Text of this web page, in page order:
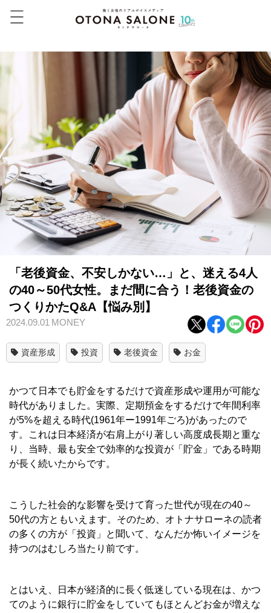
「老後資金、不安しかない…」と、迷える4人
の40～50代女性。まだ間に合う！老後資金の
つくりかたQ&A【悩み別】
2024.09.01 MONEY
資産形成 投資 老後資金 お金
かつて日本でも貯金をするだけで資産形成や運用が可能な
時代がありました。実際、定期預金をするだけで年間利率
が5%を超える時代(1961年ー1991年ごろ)があったので
す。これは日本経済が右肩上がり著しい高度成長期と重な
り、当時、最も安全で効率的な投資が「貯金」である時期
が長く続いたからです。
こうした社会的な影響を受けて育った世代が現在の40～
50代の方ともいえます。そのため、オトナサローネの読者
の多くの方が「投資」と聞いて、なんだか怖いイメージを
持つのはむしろ当たり前です。
とはいえ、日本が経済的に長く低迷している現在は、かつ
てのように銀行に貯金をしていてもほとんどお金が増えな